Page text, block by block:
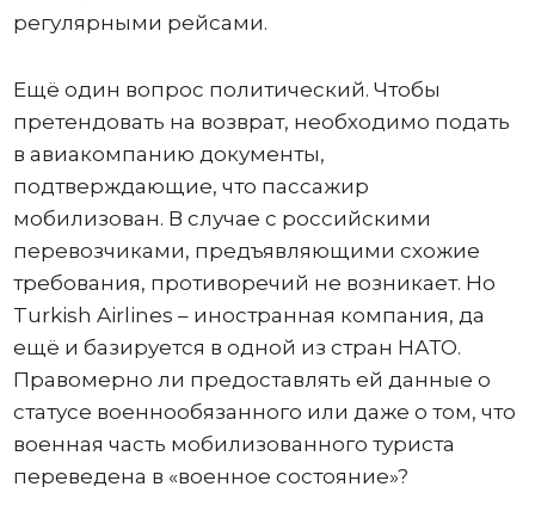
регулярными рейсами.
Ещё один вопрос политический. Чтобы
претендовать на возврат, необходимо подать
в авиакомпанию документы,
подтверждающие, что пассажир
мобилизован. В случае с российскими
перевозчиками, предъявляющими схожие
требования, противоречий не возникает. Но
Turkish Airlines – иностранная компания, да
ещё и базируется в одной из стран НАТО.
Правомерно ли предоставлять ей данные о
статусе военнообязанного или даже о том, что
военная часть мобилизованного туриста
переведена в «военное состояние»?